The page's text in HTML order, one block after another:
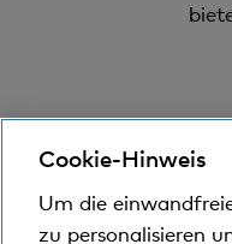
Cookie-Hinweis
Um die
zu personalisieren